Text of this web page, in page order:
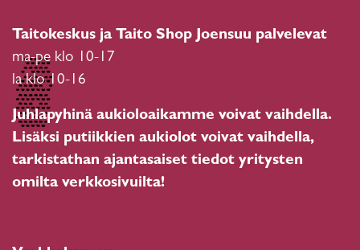
Taitokeskus ja Taito Shop Joensuu palvelevat
ma-pe klo 10-17
la klo 10-16
Juhlapyhinä aukioloaikamme voivat vaihdella.
Lisäksi putiikkien aukiolot voivat vaihdella,
tarkistathan ajantasaiset tiedot yritysten
omilta verkkosivuilta!